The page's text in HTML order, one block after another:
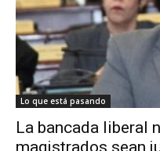
Lo que está pasando
La bancada liberal